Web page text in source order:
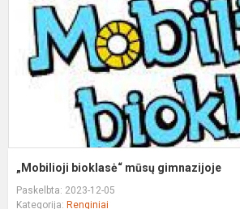
„Mobilioji bioklasė“ mūsų gimnazijoje
Paskelbta: 2023-12-05
Kategorija: Renginiai